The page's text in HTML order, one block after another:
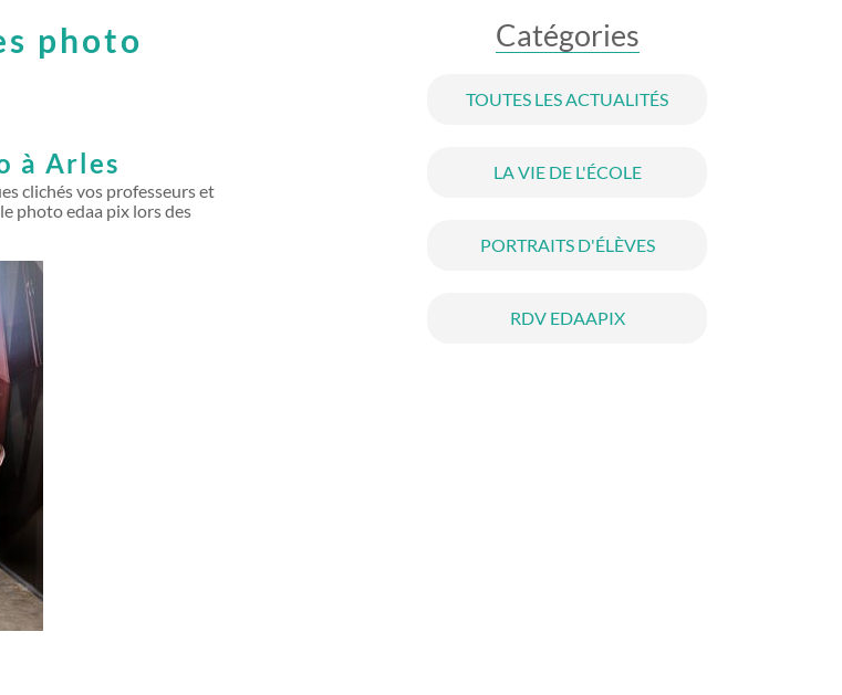
photo
à Arles
clichés vos professeurs et
photo edaa pix lors des
Catégories
TOUTES LES ACTUALITÉS
LA VIE DE L'ÉCOLE
PORTRAITS D'ÉLÈVES
RDV EDAAPIX